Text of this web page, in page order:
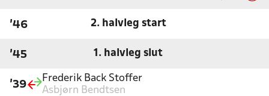
'46 2. halvleg start
'45 1. halvleg slut
'39
Frederik Back Stoffer
Asbjørn Bendtsen